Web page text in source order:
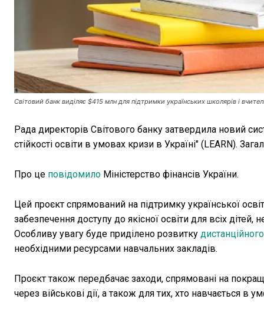
Світовий банк виділяє $415 млн для підтримки українських школярів і
Рада директорів Світового банку затвердила новий
стійкості освіти в умовах кризи в Україні" (LEARN).
Про це повідомило Міністерство фінансів України.
Цей проєкт спрямований на підтримку української
забезпечення доступу до якісної освіти для всіх
Особливу увагу буде приділено розвитку
необхідними ресурсами навчальних закладів.
Проєкт також передбачає заходи, спрямовані на
через військові дії, а також для тих, хто навчається в